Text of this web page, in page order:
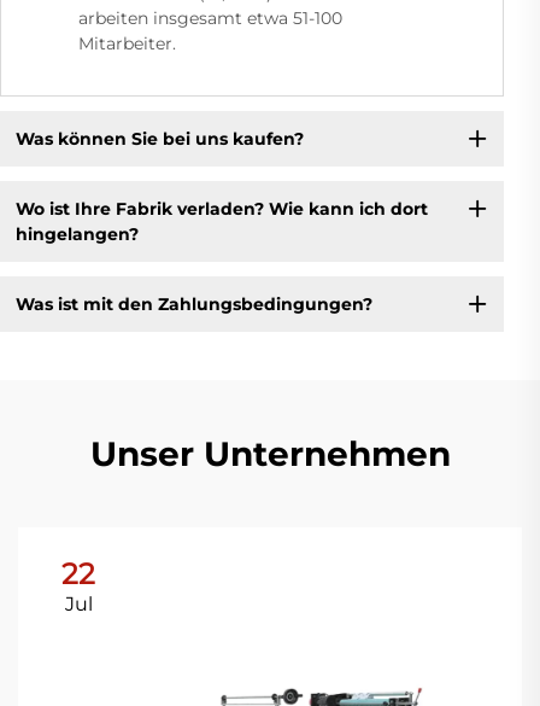
arbeiten insgesamt etwa 51-100
Mitarbeiter.
Was können Sie bei uns kaufen?
Wo ist Ihre Fabrik verladen? Wie kann ich dort
hingelangen?
Was ist mit den Zahlungsbedingungen?
Unser Unternehmen
22
Jul